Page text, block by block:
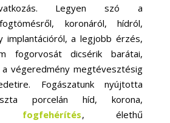
Legyen szó a
koronáról, hídról,
implantációról, a legjobb érzés,
fogorvosát dicsérik barátai,
a végeredmény megtévesztésig
Fogászatunk nyújtotta
porcelán híd, korona,
fogfehérítés, élethű